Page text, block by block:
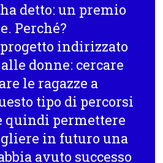
detto: un premio
Perché?
indirizzato
donne: cercare
le ragazze a
tipo di percorsi
quindi permettere
in futuro una
avuto successo